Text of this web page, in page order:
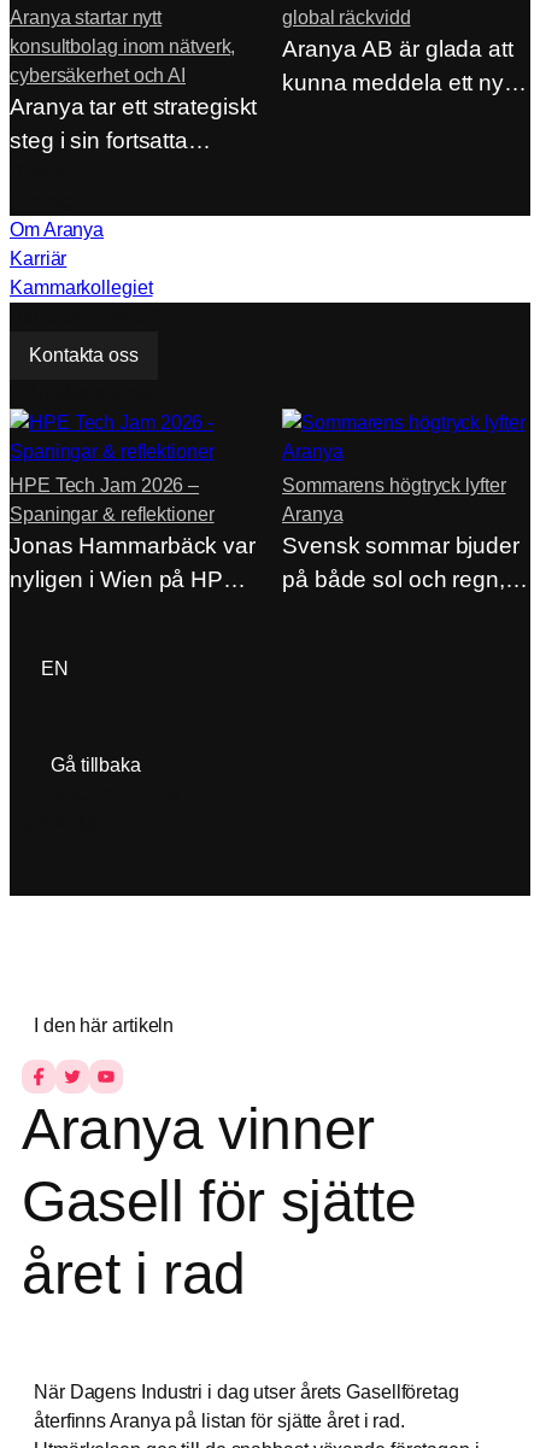
Aranya startar nytt
konsultbolag inom nätverk,
cybersäkerhet och AI
Aranya tar ett strategiskt
steg i sin fortsatta
global räckvidd
Aranya AB är glada att
kunna meddela ett nytt
Om Aranya
Karriär
Kammarkollegiet
Kontakta oss
HPE Tech Jam 2026 –
Spaningar & reflektioner
Jonas Hammarbäck var
nyligen i Wien på HPE
Sommarens högtryck lyfter
Aranya
Svensk sommar bjuder
på både sol och regn,
EN
Gå tillbaka
I den här artikeln
Aranya vinner
Gasell för sjätte
året i rad
När Dagens Industri i dag utser årets Gasellföretag
återfinns Aranya på listan för sjätte året i rad.